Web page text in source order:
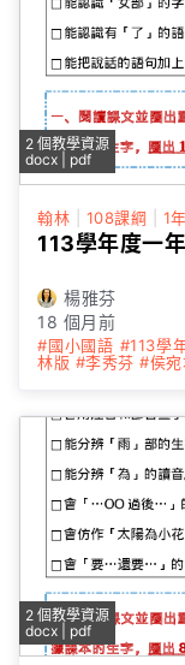
2 個教學資源
docx | pdf
翰林 108課綱 1
113學年度一
楊雅芬
18 個月前
#國小國語 #113學
林版 #李秀芬 #侯宛
2 個教學資源
docx | pdf